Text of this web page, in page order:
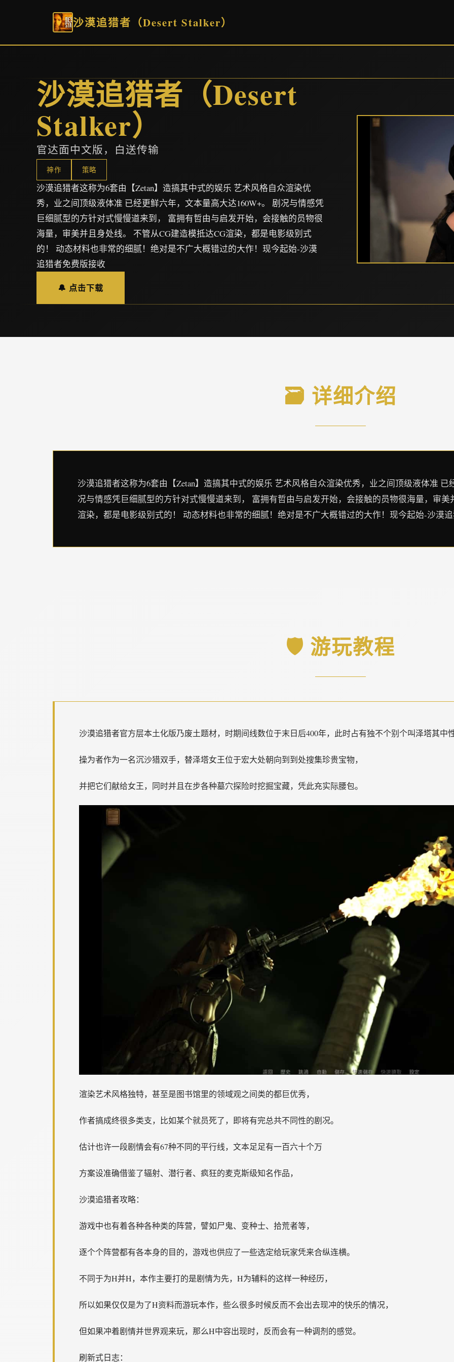
沙漠追猎者（Desert Stalker）
沙漠追猎者（Desert
Stalker）
官达面中文版，白送传输
神作 策略
沙漠追猎者这称为6套由【Zetan】造搞其中式的娱乐 艺术风格自众渲染优
秀，业之间顶级液体准 已经更鲜六年，文本量高大达160W+。 剧况与情感凭
巨细腻型的方针对式慢慢道来到， 富拥有哲由与启发开始，会接触的员物很
海量，审美并且身处线。 不管从CG建造模抵达CG渲染，都是电影级别式
的！ 动态材料也非常的细腻！绝对是不广大概错过的大作！现今起始-沙漠
追猎者免费版接收
🔔 点击下载
🗃️ 详细介绍
沙漠追猎者这称为6套由【Zetan】造搞其中式的娱乐 艺术风格自众渲染优秀，业之间顶级液体准 已
况与情感凭巨细腻型的方针对式慢慢道来到， 富拥有哲由与启发开始，会接触的员物很海量，审美
渲染，都是电影级别式的！ 动态材料也非常的细腻！绝对是不广大概错过的大作！现今起始-沙漠
🛡️ 游玩教程
沙漠追猎者官方层本土化版乃废土题材，时期间线数位于末日后400年，此时占有独不个别个叫泽塔其中
操为者作为一名沉沙猎双手，替泽塔女王位于宏大处朝向到到处搜集珍贵宝物，
并把它们献给女王，同时并且在步各种墓穴探险时挖掘宝藏，凭此充实际腰包。
渲染艺术风格独特，甚至是图书馆里的领域观之间类的都巨优秀，
作者搞成终很多类支，比如某个就员死了，即将有完总共不同性的剧况。
估计也许一段剧情会有67种不同的平行线，文本足足有一百六十个万
方案设准确借鉴了辐射、潜行者、疯狂的麦克斯级知名作品，
沙漠追猎者攻略：
游戏中也有着各种各种类的阵营，譬如尸鬼、变种士、拾荒者等，
逐个个阵营都有各本身的目的，游戏也供应了一些选定给玩家凭来合纵连横。
不同于为H并H，本作主要打的是剧情为先，H为辅料的这样一种经历，
所以如果仅仅是为了H资料而游玩本作，些么很多时候反而不会出去现冲的快乐的情况，
但如果冲着剧情并世界观来玩，那么H中容出现时，反而会有一种调剂的感觉。
刷新式日志：